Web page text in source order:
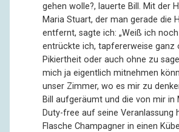
gehen wolle?, lauerte Bill. Mit der
Maria Stuart, der man gerade die
entfernt, sagte ich: „Weiß ich noch
entrückte ich, tapfererweise ganz
Pikiertheit oder auch ohne zu
mich ja eigentlich mitnehmen
unser Zimmer, wo es mir zu
Bill aufgeräumt und die von mir in
Duty-free auf seine Veranlassung
Flasche Champagner in einen